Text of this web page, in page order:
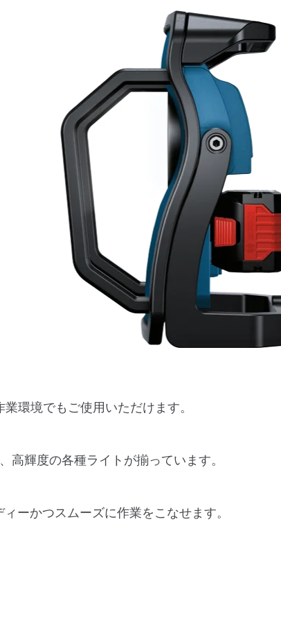
環境でもご使用いただけます。
輝度の各種ライトが揃っています。
ーかつスムーズに作業をこなせます。